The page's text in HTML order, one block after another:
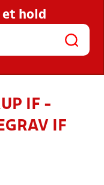
KLUBBER OG
et hold
IF -
IF